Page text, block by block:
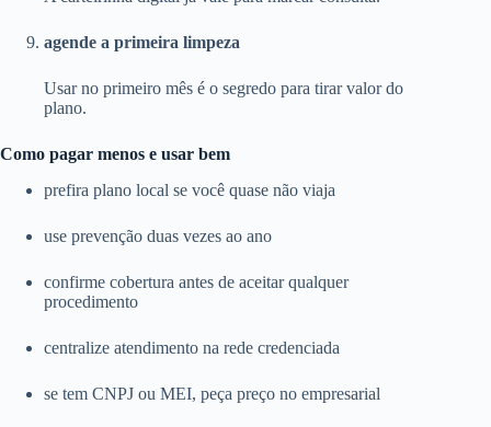
agende a primeira limpeza
Usar no primeiro mês é o segredo para tirar valor do
plano.
Como pagar menos e usar bem
prefira plano local se você quase não viaja
use prevenção duas vezes ao ano
confirme cobertura antes de aceitar qualquer
procedimento
centralize atendimento na rede credenciada
se tem CNPJ ou MEI, peça preço no empresarial